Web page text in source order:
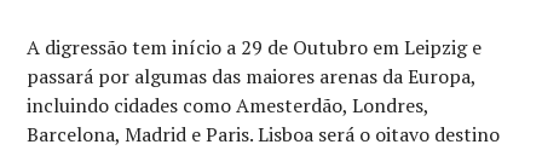
A digressão tem início a 29 de Outubro em Leipzig e
passará por algumas das maiores arenas da Europa,
incluindo cidades como Amesterdão, Londres,
Barcelona, Madrid e Paris. Lisboa será o oitavo destino